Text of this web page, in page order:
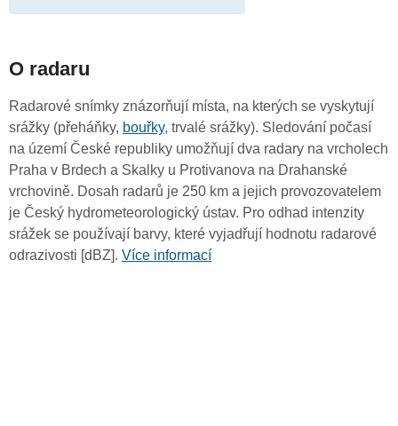
O radaru
Radarové snímky znázorňují místa, na kterých se vyskytují
srážky (přeháňky, bouřky, trvalé srážky). Sledování počasí
na území České republiky umožňují dva radary na vrcholech
Praha v Brdech a Skalky u Protivanova na Drahanské
vrchovině. Dosah radarů je 250 km a jejich provozovatelem
je Český hydrometeorologický ústav. Pro odhad intenzity
srážek se používají barvy, které vyjadřují hodnotu radarové
odrazivosti [dBZ]. Více informací